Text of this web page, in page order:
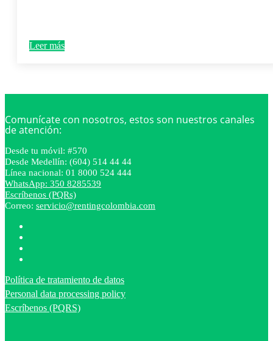
Leer más
Comunícate con nosotros, estos son nuestros canales
de atención:
Desde tu móvil: #570
Desde Medellín: (604) 514 44 44
Línea nacional: 01 8000 524 444
WhatsApp: 350 8285539
Escríbenos (PQRs)
Correo: servicio@rentingcolombia.com
Política de tratamiento de datos
Personal data processing policy
Escríbenos (PQRS)